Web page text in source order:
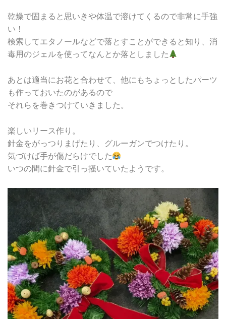
乾燥で固まると思いきや体温で溶けてくるので非常に手強
い！
検索してエタノールなどで落とすことができると知り、消
毒用のジェルを使ってなんとか落としました
あとは適当にお花と合わせて、他にもちょっとしたパーツ
も作っておいたのがあるので
それらを巻きつけていきました。
楽しいリース作り。
針金をがっつりまげたり、グルーガンでつけたり。
気づけば手が傷だらけでした
いつの間に針金で引っ掻いていたようです。